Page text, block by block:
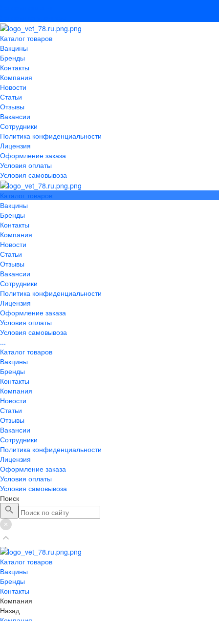
Каталог товаров
Вакцины
Бренды
Контакты
Компания
Новости
Статьи
Отзывы
Вакансии
Сотрудники
Политика конфиденциальности
Лицензия
Оформление заказа
Условия оплаты
Условия самовывоза
Каталог товаров
Вакцины
Бренды
Контакты
Компания
Новости
Статьи
Отзывы
Вакансии
Сотрудники
Политика конфиденциальности
Лицензия
Оформление заказа
Условия оплаты
Условия самовывоза
...
Каталог товаров
Вакцины
Бренды
Контакты
Компания
Новости
Статьи
Отзывы
Вакансии
Сотрудники
Политика конфиденциальности
Лицензия
Оформление заказа
Условия оплаты
Условия самовывоза
Поиск
Каталог товаров
Вакцины
Бренды
Контакты
Компания
Назад